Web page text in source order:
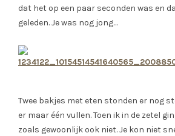
dat het op een paar seconden was en
geleden. Je was nog jong…
Twee bakjes met eten stonden er nog
er maar één vullen. Toen ik in de zetel
zoals gewoonlijk ook niet. Je kon niet